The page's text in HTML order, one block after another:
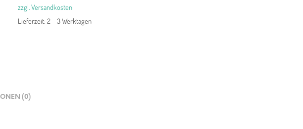
zzgl. Versandkosten
Lieferzeit:2 – 3 Werktagen
(0)